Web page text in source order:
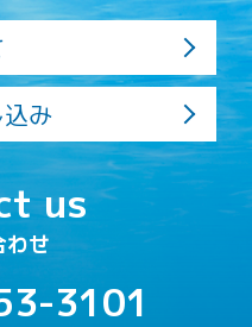
み
us
わせ
3101